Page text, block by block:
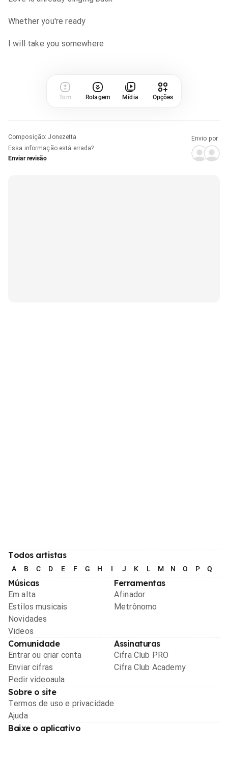
Whether you're ready
I will take you somewhere
Tom Rolagem Mídia Opções
Composição: Jonezetta
Essa informação está errada?
Enviar revisão
Envio por
Todos artistas
A B C D E F G H I J K L M N O P Q
Músicas
Em alta
Estilos musicais
Novidades
Videos
Ferramentas
Afinador
Metrônomo
Comunidade
Entrar ou criar conta
Enviar cifras
Pedir videoaula
Assinaturas
Cifra Club PRO
Cifra Club Academy
Sobre o site
Termos de uso e privacidade
Ajuda
Baixe o aplicativo